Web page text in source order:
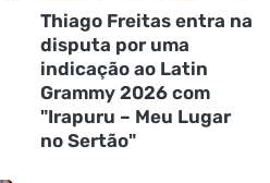
Thiago Freitas entra na
disputa por uma
indicação ao Latin
Grammy 2026 com
"Irapuru – Meu Lugar
no Sertão"